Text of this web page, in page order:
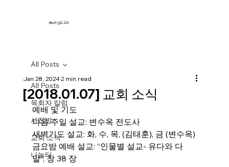
새누리 선교 교회
All Posts
목회자 칼럼
사진방
교회 소식
나눔터
All Posts
[2018.01.07] 교회 소식
Jan 28, 20242 min read
예배 및 기도
다음 주일 설교: 변수옥 전도사
새벽기도 설교: 화, 수, 목, (김태훈), 금 (변수옥)
금요밤 예배 설교: “인물별 설교- 유다와 다
말”, 창 38 장